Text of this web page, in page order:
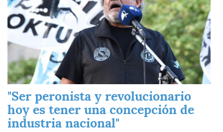
"Ser peronista y revolucionario
hoy es tener una concepción de
industria nacional"